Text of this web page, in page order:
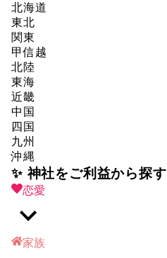
北海道
東北
関東
甲信越
北陸
東海
近畿
中国
四国
九州
沖縄
✨ 神社をご利益から探す
恋愛
家族